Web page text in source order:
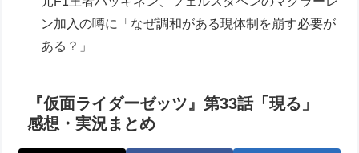
ン加入の噂に「なぜ調和がある現体制を崩す必要が
ある？」
『仮面ライダーゼッツ』第33話「現る」
感想・実況まとめ